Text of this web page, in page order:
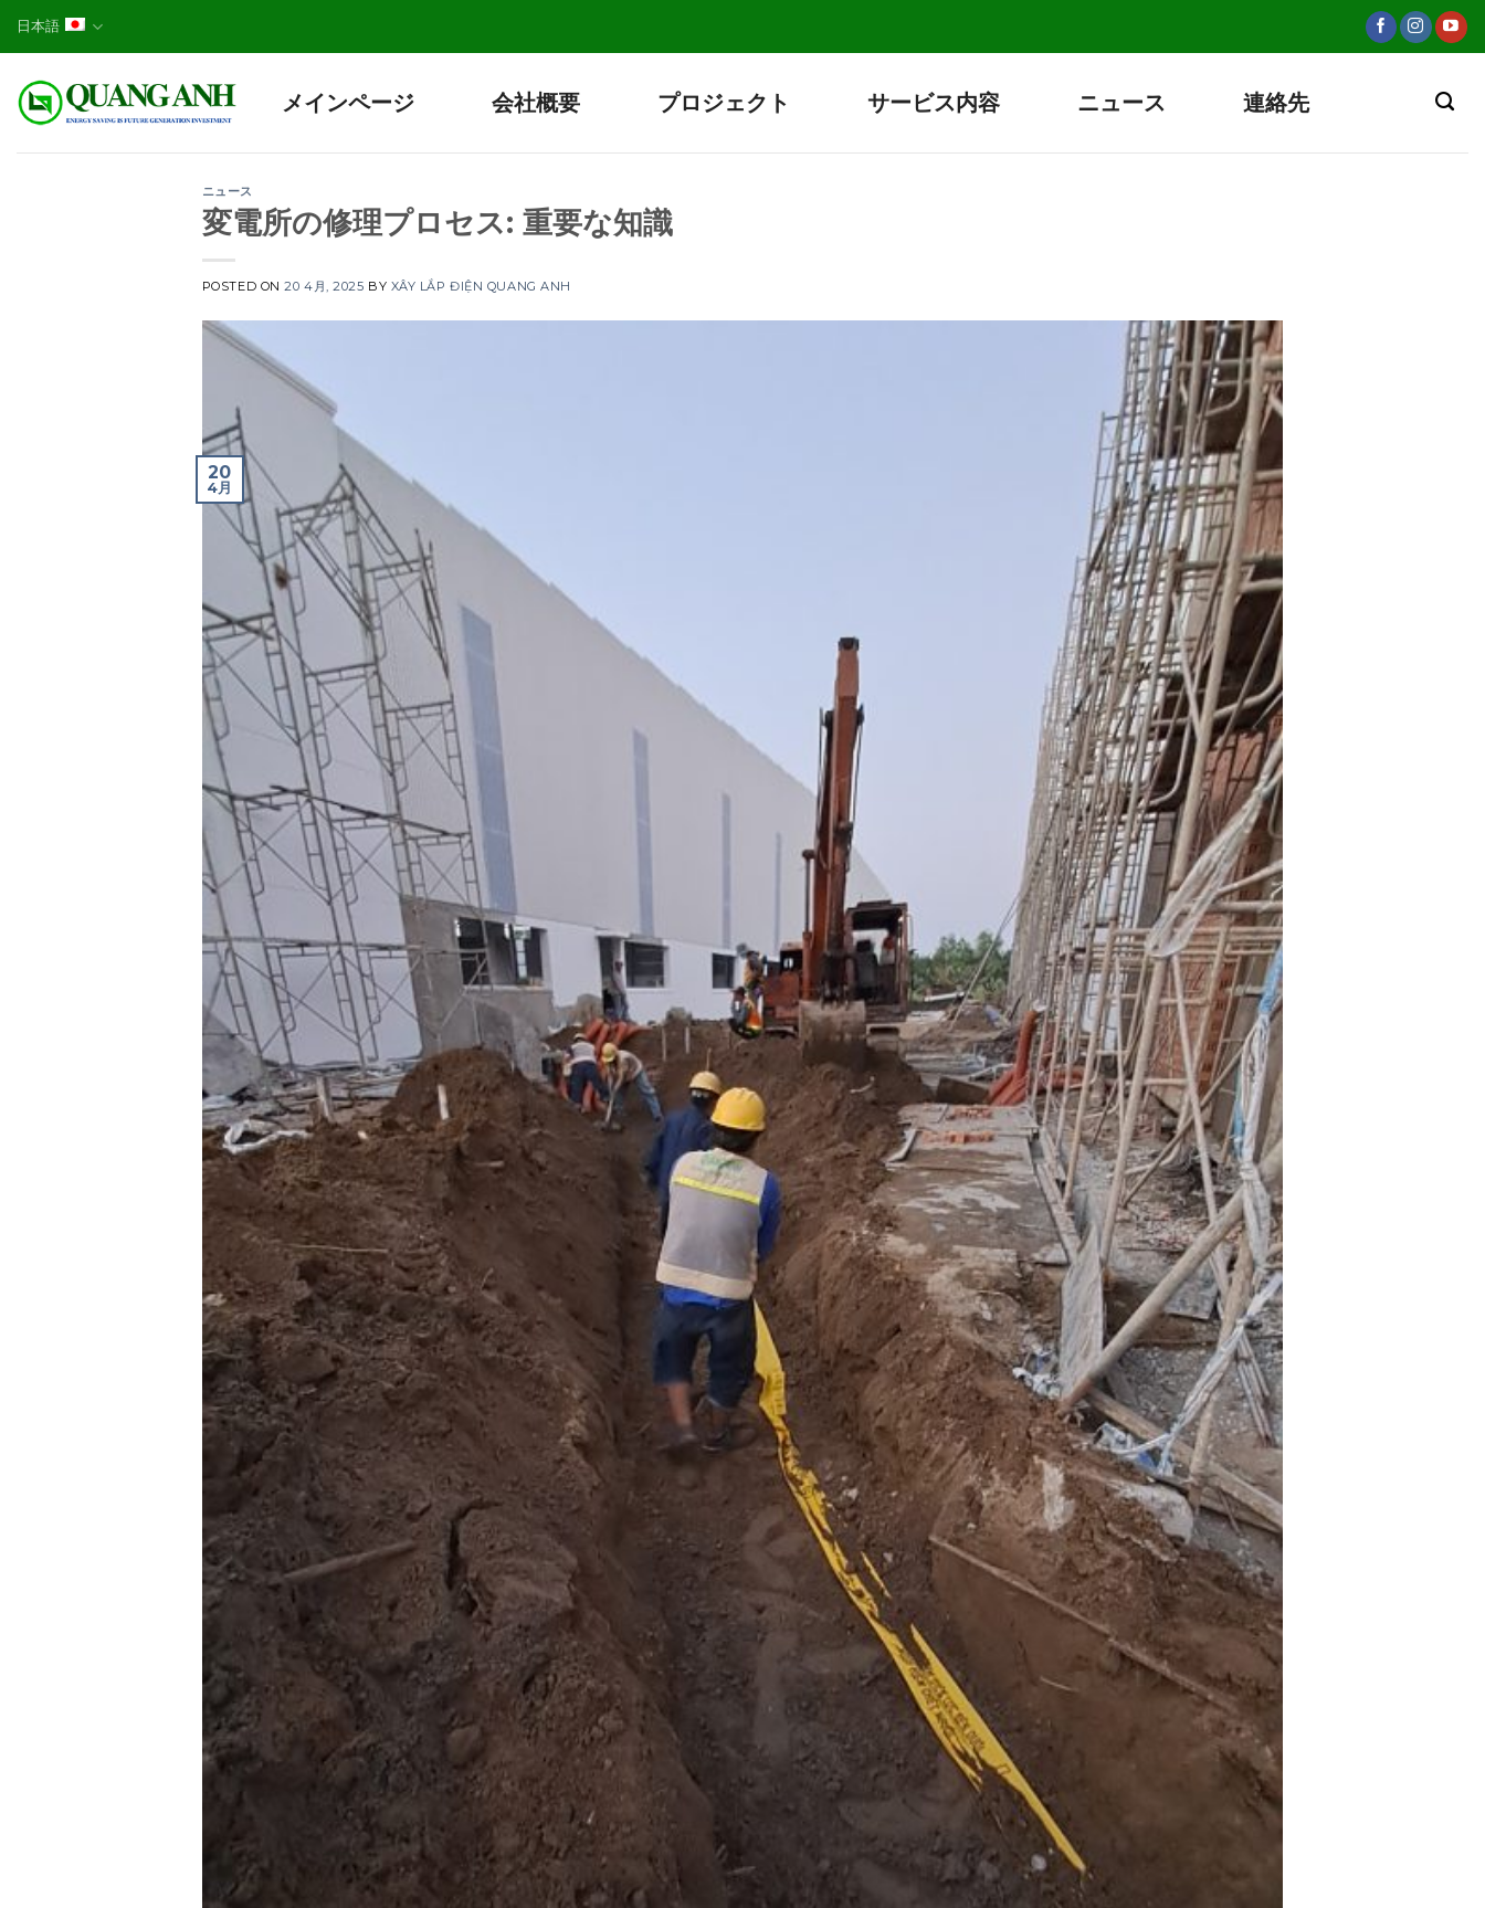
日本語
メインページ 会社概要 プロジェクト サービス内容 ニュース 連絡先
ニュース
変電所の修理プロセス: 重要な知識
POSTED ON20 4月, 2025 BY XÂY LẮP ĐIỆN QUANG ANH
20
4月